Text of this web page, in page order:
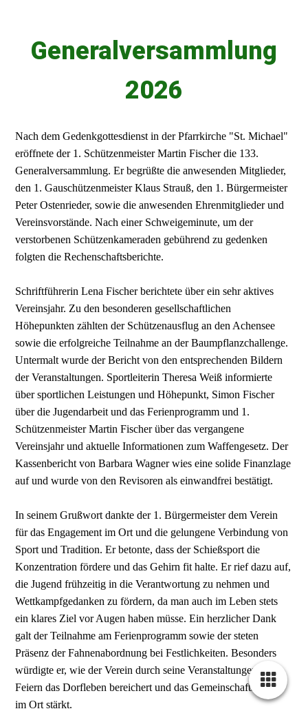
Generalversammlung
2026
Nach dem Gedenkgottesdienst in der Pfarrkirche "St. Michael"
eröffnete der 1. Schützenmeister Martin Fischer die 133.
Generalversammlung. Er begrüßte die anwesenden Mitglieder,
den 1. Gauschützenmeister Klaus Strauß, den 1. Bürgermeister
Peter Ostenrieder, sowie die anwesenden Ehrenmitglieder und
Vereinsvorstände. Nach einer Schweigeminute, um der
verstorbenen Schützenkameraden gebührend zu gedenken
folgten die Rechenschaftsberichte.
Schriftführerin Lena Fischer berichtete über ein sehr aktives
Vereinsjahr. Zu den besonderen gesellschaftlichen
Höhepunkten zählten der Schützenausflug an den Achensee
sowie die erfolgreiche Teilnahme an der Baumpflanzchallenge.
Untermalt wurde der Bericht von den entsprechenden Bildern
der Veranstaltungen. Sportleiterin Theresa Weiß informierte
über sportlichen Leistungen und Höhepunkt, Simon Fischer
über die Jugendarbeit und das Ferienprogramm und 1.
Schützenmeister Martin Fischer über das vergangene
Vereinsjahr und aktuelle Informationen zum Waffengesetz. Der
Kassenbericht von Barbara Wagner wies eine solide Finanzlage
auf und wurde von den Revisoren als einwandfrei bestätigt.
In seinem Grußwort dankte der 1. Bürgermeister dem Verein
für das Engagement im Ort und die gelungene Verbindung von
Sport und Tradition. Er betonte, dass der Schießsport die
Konzentration fördere und das Gehirn fit halte. Er rief dazu auf,
die Jugend frühzeitig in die Verantwortung zu nehmen und
Wettkampfgedanken zu fördern, da man auch im Leben stets
ein klares Ziel vor Augen haben müsse. Ein herzlicher Dank
galt der Teilnahme am Ferienprogramm sowie der steten
Präsenz der Fahnenabordnung bei Festlichkeiten. Besonders
würdigte er, wie der Verein durch seine Veranstaltungen und
Feiern das Dorfleben bereichert und das Gemeinschaftsgefühl
im Ort stärkt.